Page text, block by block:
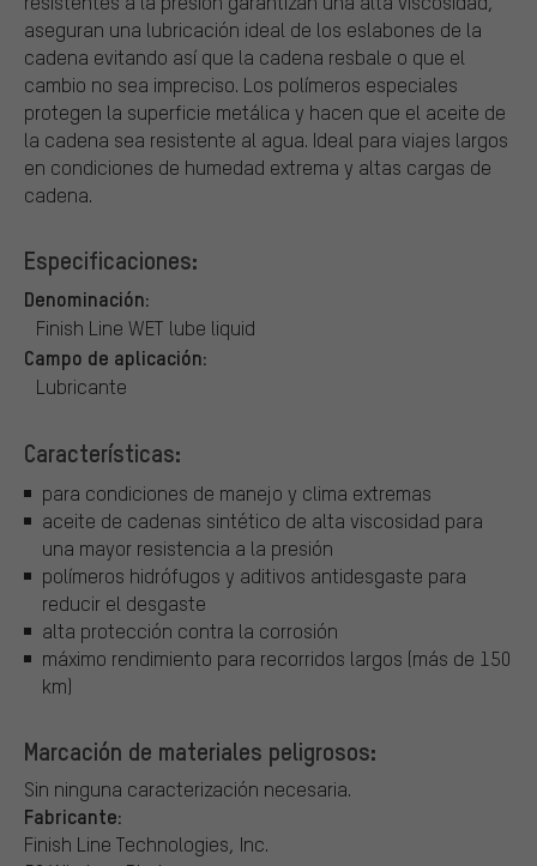
aseguran una lubricación ideal de los eslabones de la
cadena evitando así que la cadena resbale o que el
cambio no sea impreciso. Los polímeros especiales
protegen la superficie metálica y hacen que el aceite de
la cadena sea resistente al agua. Ideal para viajes largos
en condiciones de humedad extrema y altas cargas de
cadena.
Especificaciones:
Denominación:
Finish Line WET lube liquid
Campo de aplicación:
Lubricante
Características:
para condiciones de manejo y clima extremas
aceite de cadenas sintético de alta viscosidad para
una mayor resistencia a la presión
polímeros hidrófugos y aditivos antidesgaste para
reducir el desgaste
alta protección contra la corrosión
máximo rendimiento para recorridos largos (más de 150
km)
Marcación de materiales peligrosos:
Sin ninguna caracterización necesaria.
Fabricante:
Finish Line Technologies, Inc.